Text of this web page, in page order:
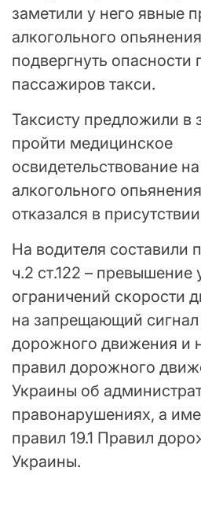
заметили у него явные
алкогольного
подвергнуть опасности
пассажиров такси.
Таксисту предложили в
пройти медицинское
освидетельствование
алкогольного
отказался в
На водителя составили
ч.2 ст.122 – превышение
ограничений скорости
на запрещающий сигнал
дорожного движения и
правил дорожного
Украины об
правонарушениях, а
правил 19.1 Правил
Украины.